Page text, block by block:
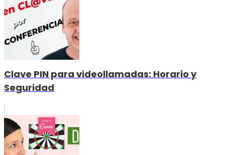
Clave PIN para videollamadas: Horario y
Seguridad